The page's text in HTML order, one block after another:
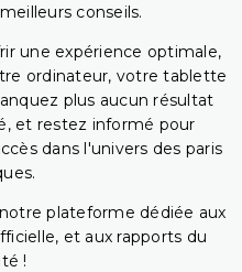
conseils.
une expérience optimale,
ordinateur, votre tablette
plus aucun résultat
et restez informé pour
dans l'univers des paris
plateforme dédiée aux
et aux rapports du
!